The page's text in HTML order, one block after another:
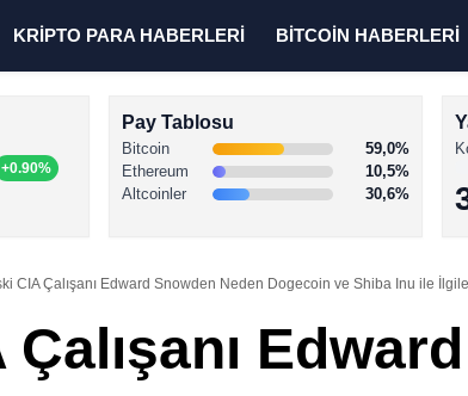
KRİPTO PARA HABERLERİ BİTCOİN HABERLERİ
+0.90%
Pay Tablosu
Bitcoin
59,0%
Ethereum
10,5%
Altcoinler
30,6%
CIA Çalışanı Edward Snowden Neden Dogecoin ve Shiba Inu ile
Çalışanı